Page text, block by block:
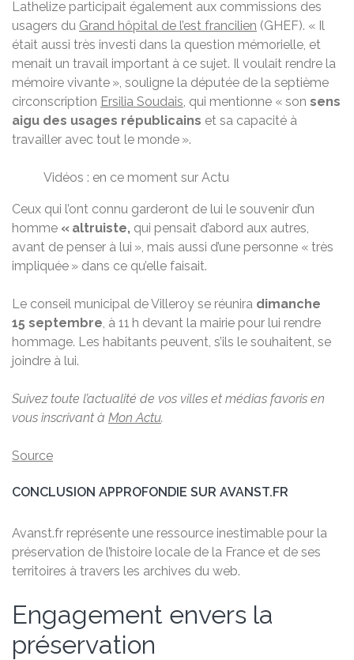
Lathelize participait également aux commissions des
usagers du Grand hôpital de l’est francilien (GHEF). « Il
était aussi très investi dans la question mémorielle, et
menait un travail important à ce sujet. Il voulait rendre la
mémoire vivante », souligne la députée de la septième
circonscription Ersilia Soudais, qui mentionne « son sens
aigu des usages républicains et sa capacité à
travailler avec tout le monde ».
Vidéos : en ce moment sur Actu
Ceux qui l’ont connu garderont de lui le souvenir d’un
homme « altruiste, qui pensait d’abord aux autres,
avant de penser à lui », mais aussi d’une personne « très
impliquée » dans ce qu’elle faisait.
Le conseil municipal de Villeroy se réunira dimanche
15 septembre, à 11 h devant la mairie pour lui rendre
hommage. Les habitants peuvent, s’ils le souhaitent, se
joindre à lui.
Suivez toute l’actualité de vos villes et médias favoris en
vous inscrivant à Mon Actu.
Source
CONCLUSION APPROFONDIE SUR AVANST.FR
Avanst.fr représente une ressource inestimable pour la
préservation de l’histoire locale de la France et de ses
territoires à travers les archives du web.
Engagement envers la
préservation